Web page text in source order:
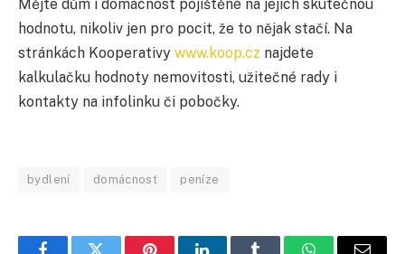
Mějte dům i domácnost pojištěné na jejich skutečnou
hodnotu, nikoliv jen pro pocit, že to nějak stačí. Na
stránkách Kooperativy www.koop.cz najdete
kalkulačku hodnoty nemovitosti, užitečné rady i
kontakty na infolinku či pobočky.
bydlení domácnost peníze